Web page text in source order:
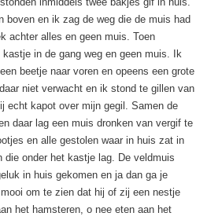
boven en ik zag de weg die de muis had
achter alles en geen muis. Toen
kastje in de gang weg en geen muis. Ik
beetje naar voren en opeens een grote
niet verwacht en ik stond te gillen van
echt kapot over mijn gegil. Samen de
daar lag een muis dronken van vergif te
en alle gestolen waar in huis zat in
die onder het kastje lag. De veldmuis
in huis gekomen en ja dan ga je
om te zien dat hij of zij een nestje
het hamsteren, o nee eten aan het